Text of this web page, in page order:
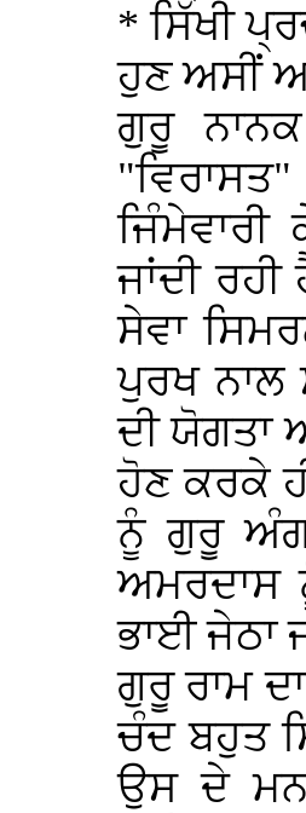
* ਸਿੱਖੀ
ਹੁਣ ਅਸੀਂ
ਗੁਰੂ
ਜਾਂਦੀ
ਸੇਵਾ
ਪੁਰਖ
ਦੀ ਯੋਗਤਾ
ਹੋਣ ਕਰਕੇ
ਨੂੰ ਗੁਰੂ
ਅਮਰਦਾਸ
ਭਾਈ ਜੇਠਾ
ਗੁਰੂ ਰਾਮ
ਚੰਦ ਬਹੁਤ
ਉਸ ਦੇ ਮਨ